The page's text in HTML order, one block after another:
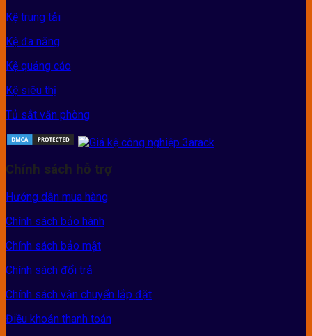
Kệ trung tải
Kệ đa năng
Kệ quảng cáo
Kệ siêu thị
Tủ sắt văn phòng
Chính sách hỗ trợ
Hướng dẫn mua hàng
Chính sách bảo hành
Chính sách bảo mật
Chính sách đổi trả
Chính sách vận chuyển lắp đặt
Điều khoản thanh toán